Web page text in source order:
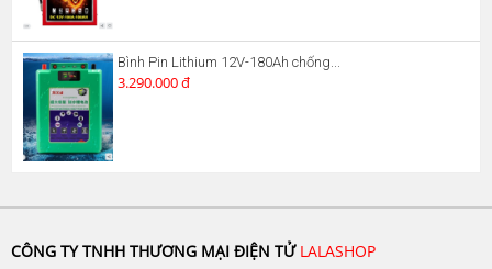
Bình Pin Lithium 12V-180Ah chống...
3.290.000 đ
CÔNG TY TNHH THƯƠNG MẠI ĐIỆN TỬ LALASHOP